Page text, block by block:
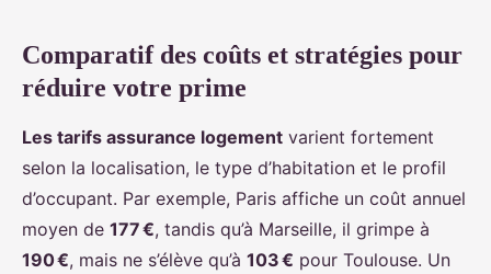
Comparatif des coûts et stratégies pour
réduire votre prime
Les tarifs assurance logement varient fortement
selon la localisation, le type d’habitation et le profil
d’occupant. Par exemple, Paris affiche un coût annuel
moyen de 177 €, tandis qu’à Marseille, il grimpe à
190 €, mais ne s’élève qu’à 103 € pour Toulouse. Un